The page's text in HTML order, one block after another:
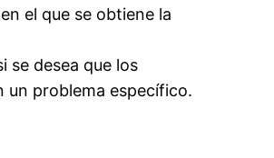
el que se obtiene la
se desea que los
un problema específico.